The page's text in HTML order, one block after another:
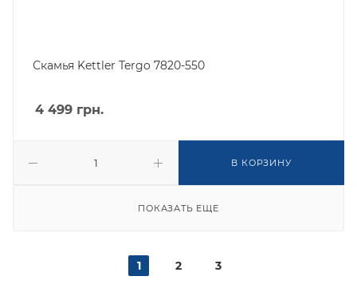
Скамья Kettler Tergo 7820-550
4 499 грн.
В КОРЗИНУ
ПОКАЗАТЬ ЕЩЕ
1 2 3